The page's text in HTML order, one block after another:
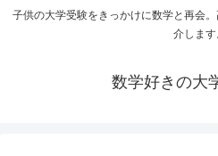
子供の大学受験をきっかけに数学と再会
介します
数学好きの大